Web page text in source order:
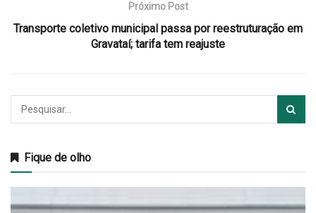
Próximo Post
Transporte coletivo municipal passa por reestruturação em
Gravataí; tarifa tem reajuste
Fique de olho